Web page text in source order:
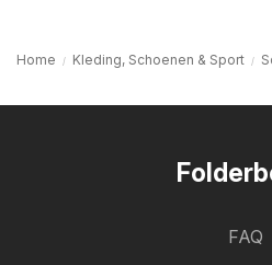
Home Kleding, Schoenen & Sport
FAQ